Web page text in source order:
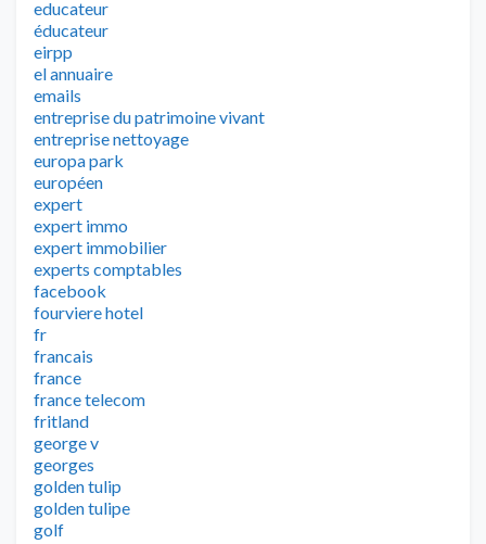
educateur
éducateur
eirpp
el annuaire
emails
entreprise du patrimoine vivant
entreprise nettoyage
europa park
européen
expert
expert immo
expert immobilier
experts comptables
facebook
fourviere hotel
fr
francais
france
france telecom
fritland
george v
georges
golden tulip
golden tulipe
golf